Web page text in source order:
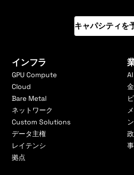
キャパシティを
インフラ
GPU Compute
Cloud
Bare Metal
ネットワーク
Custom Solutions
データ主権
レイテンシ
拠点
AI